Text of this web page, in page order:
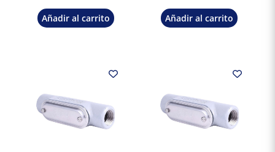
Añadir al carrito Añadir al carrito